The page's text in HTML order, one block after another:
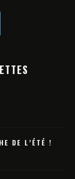
DE L’ÉTÉ !